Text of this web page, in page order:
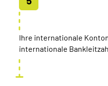
Ihre internationale
internationale